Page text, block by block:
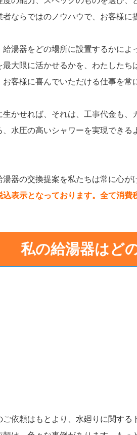
ならではのノウハウで、お客様に
湯器をどの場所に設置するかに
大限に活かせるかを、わたした
客様に喜んでいただける仕事を常
かせれば、それは、工事代金も
水圧の高いシャワーを実現でき
器の交換提案を私たちは常に心が
表示となっております。全て消費
私の給湯器はど
依頼はもとより、水廻りに関す